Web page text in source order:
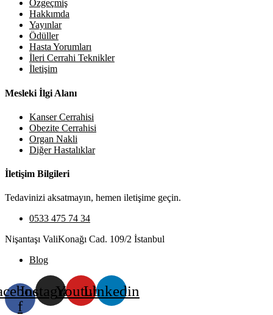
Özgeçmiş
Hakkımda
Yayınlar
Ödüller
Hasta Yorumları
İleri Cerrahi Teknikler
İletişim
Mesleki İlgi Alanı
Kanser Cerrahisi
Obezite Cerrahisi
Organ Nakli
Diğer Hastalıklar
İletişim Bilgileri
Tedavinizi aksatmayın, hemen iletişime geçin.
0533 475 74 34
Nişantaşı ValiKonağı Cad. 109/2 İstanbul
Blog
f
InstagramYoutubeLinkedin